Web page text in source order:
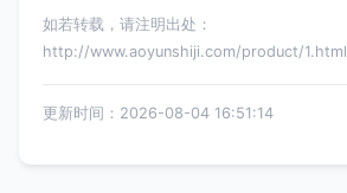
如若转载，请注明出处：
http://www.aoyunshiji.com/product/1.html
更新时间：2026-08-04 16:51:14